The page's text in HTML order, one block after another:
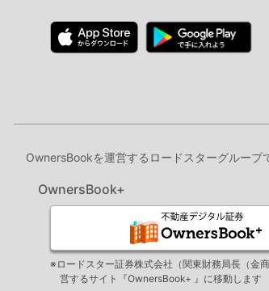
OwnersBookを運営するロードスターグループ
OwnersBook+
※ロードスター証券株式会社（関東財務局長（金
営するサイト『OwnersBook+ 』に移動します